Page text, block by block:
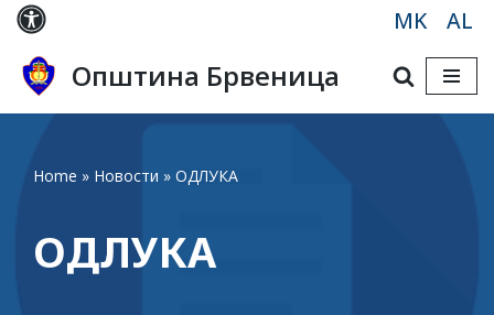
Skip
to
content
MK AL
Општина Брвеница
Home » Новости » ОДЛУКА
ОДЛУКА